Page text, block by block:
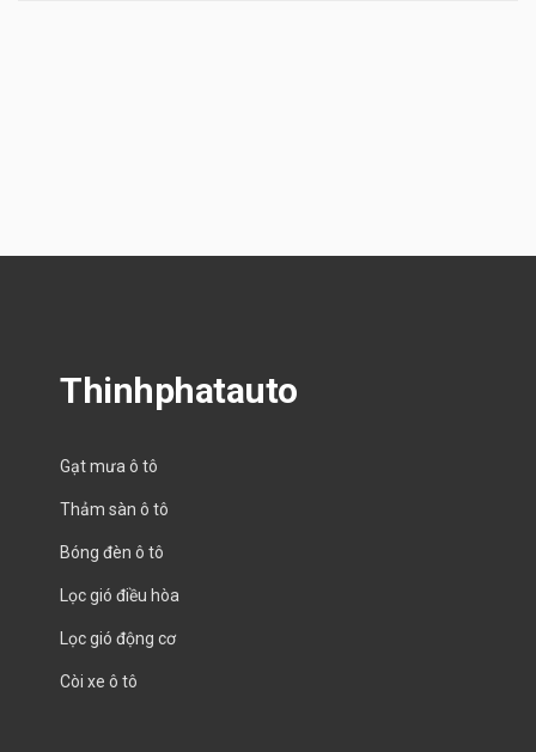
Thinhphatauto
Gạt mưa ô tô
Thảm sàn ô tô
Bóng đèn ô tô
Lọc gió điều hòa
Lọc gió động cơ
Còi xe ô tô